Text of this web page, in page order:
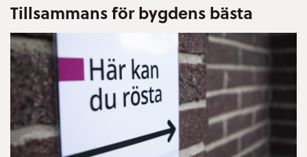
Tillsammans för bygdens bästa
Bygglov
Digital anslagstavla
Sophämtning
Öppettider ÅVC